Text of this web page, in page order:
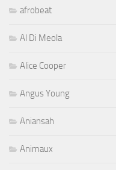
afrobeat
Al Di Meola
Alice Cooper
Angus Young
Aniansah
Animaux